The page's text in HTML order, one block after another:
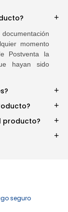
momento
Postventa la
hayan sido
producto?
seguro